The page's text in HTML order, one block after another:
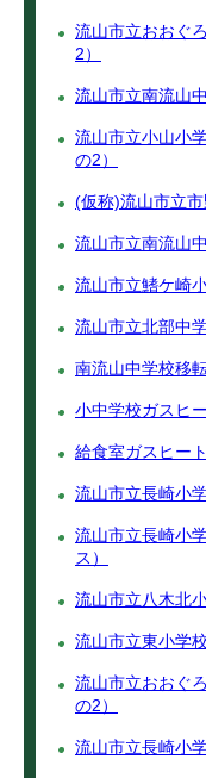
流山市立おおぐ
2）
流山市立南流山
流山市立小山小
の2）
(仮称)流山市立
流山市立南流山
流山市立鰭ケ崎
流山市立北部中
南流山中学校移
小中学校ガスヒ
給食室ガスヒー
流山市立長崎小
流山市立長崎小
ス）
流山市立八木北
流山市立東小学
流山市立おおぐ
の2）
流山市立長崎小